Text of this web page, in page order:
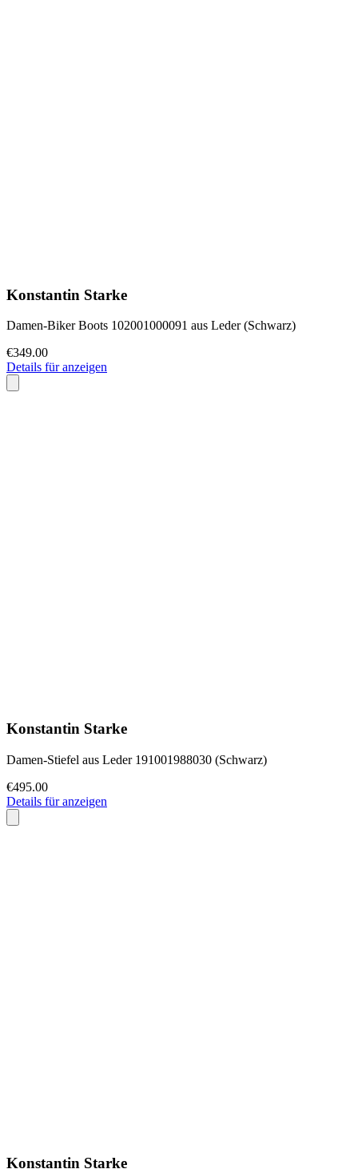
Konstantin Starke
Damen-Biker Boots 102001000091 aus Leder (Schwarz)
€349.00
Details für anzeigen
Konstantin Starke
Damen-Stiefel aus Leder 191001988030 (Schwarz)
€495.00
Details für anzeigen
Konstantin Starke